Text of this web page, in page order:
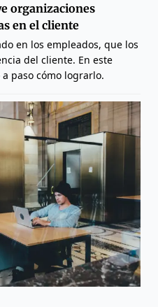
organizaciones
en el cliente
en los empleados, que los
del cliente. En este
paso cómo lograrlo.